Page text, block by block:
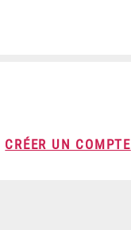
CRÉER UN COMPTE